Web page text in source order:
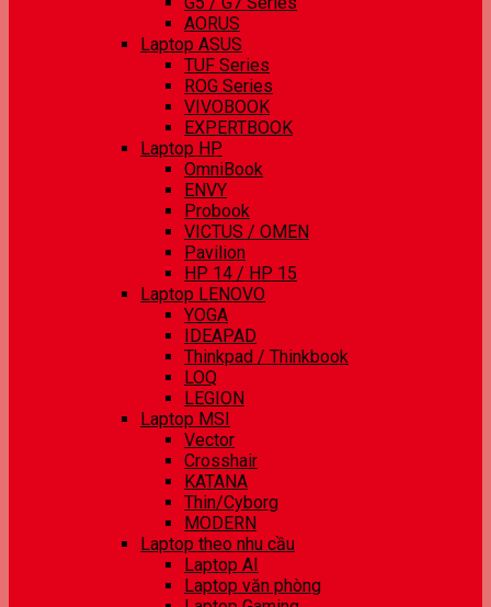
AORUS
Laptop ASUS
TUF Series
ROG Series
VIVOBOOK
EXPERTBOOK
Laptop HP
OmniBook
ENVY
Probook
VICTUS / OMEN
Pavilion
HP 14 / HP 15
Laptop LENOVO
YOGA
IDEAPAD
Thinkpad / Thinkbook
LOQ
LEGION
Laptop MSI
Vector
Crosshair
KATANA
Thin/Cyborg
MODERN
Laptop theo nhu cầu
Laptop AI
Laptop văn phòng